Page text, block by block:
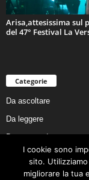
Arisa,attesissima sul
del 47° Festival La
Categorie
Da ascoltare
Da leggere
Da non perdere
Da conoscere
Da preservare
I cookie sono
sito.
migliorare la tua